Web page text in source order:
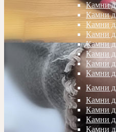
Камни
Камни
Камни
Камни
Камни
Камни
Камни
Камни
Камни
Камни
Камни
Камни
Камни